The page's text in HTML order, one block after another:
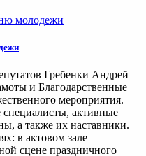
Гребенки Андрей
и Благодарственные
мероприятия.
активные
а также их наставники.
в актовом зале
сцене праздничного